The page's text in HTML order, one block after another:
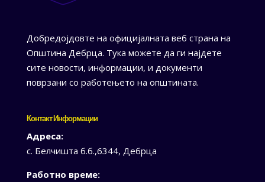
Добредојдовте на официјалната веб страна на
Општина Дебрца. Тука можете да ги најдете
сите новости, информации, и документи
поврзани со работењето на општината.
Контакт Информации
Адреса:
с. Белчишта б.б.,6344, Дебрца
Работно време: